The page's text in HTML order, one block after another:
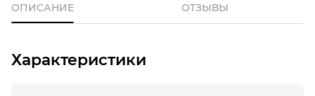
ОПИСАНИЕ ОТЗЫВЫ
Характеристики